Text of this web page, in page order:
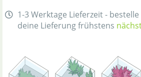
1-3 Werktage Lieferzeit -
deine Lieferung frühstens